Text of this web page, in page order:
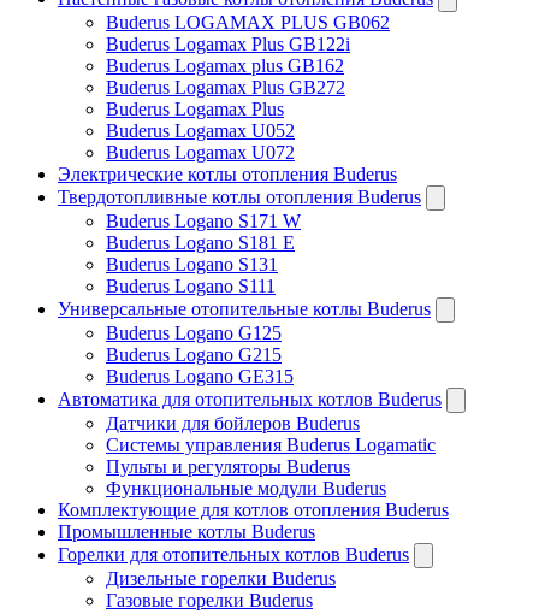
Buderus LOGAMAX PLUS GB062
Buderus Logamax Plus GB122i
Buderus Logamax plus GB162
Buderus Logamax Plus GB272
Buderus Logamax Plus
Buderus Logamax U052
Buderus Logamax U072
Электрические котлы отопления Buderus
Твердотопливные котлы отопления Buderus
Buderus Logano S171 W
Buderus Logano S181 E
Buderus Logano S131
Buderus Logano S111
Универсальные отопительные котлы Buderus
Buderus Logano G125
Buderus Logano G215
Buderus Logano GE315
Автоматика для отопительных котлов Buderus
Датчики для бойлеров Buderus
Системы управления Buderus Logamatic
Пульты и регуляторы Buderus
Функциональные модули Buderus
Комплектующие для котлов отопления Buderus
Промышленные котлы Buderus
Горелки для отопительных котлов Buderus
Дизельные горелки Buderus
Газовые горелки Buderus
⚡ Специальное предложение
- 30 %
на все системы
До конца марта
Получить скидку